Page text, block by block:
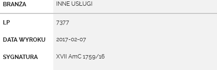
BRANŻA INNE USŁUGI
LP 7377
DATA WYROKU 2017-02-07
SYGNATURA XVII AmC 1759/16